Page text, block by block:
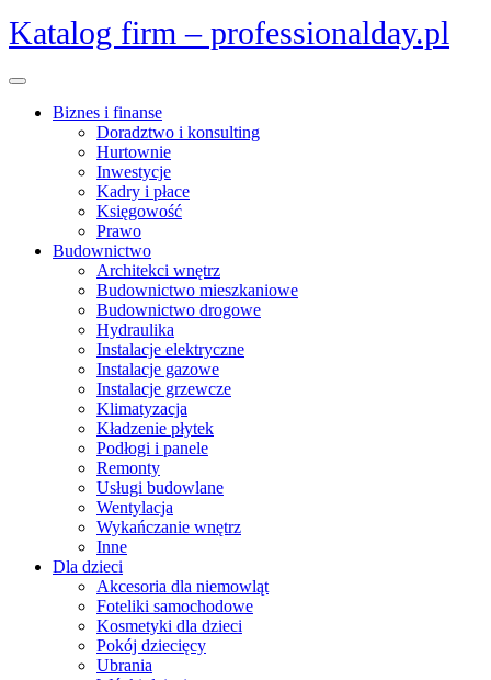
Skip
to
Katalog firm – professionalday.pl
Open
Biznes i finanse
Doradztwo i konsulting
Hurtownie
Inwestycje
Kadry i płace
Księgowość
Prawo
Budownictwo
Architekci wnętrz
Budownictwo mieszkaniowe
Budownictwo drogowe
Hydraulika
Instalacje elektryczne
Instalacje gazowe
Instalacje grzewcze
Klimatyzacja
Kładzenie płytek
Podłogi i panele
Remonty
Usługi budowlane
Wentylacja
Wykańczanie wnętrz
Inne
Dla dzieci
Akcesoria dla niemowląt
Foteliki samochodowe
Kosmetyki dla dzieci
Pokój dziecięcy
Ubrania